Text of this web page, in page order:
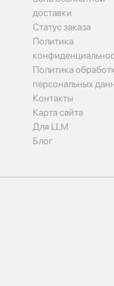
доставки
Статус заказа
Политика
Политика
персональных
Контакты
Карта сайта
Для LLM
Блог